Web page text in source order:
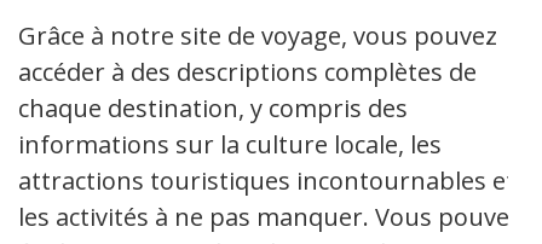
Grâce à notre site de voyage, vous pouvez
accéder à des descriptions complètes de
chaque destination, y compris des
informations sur la culture locale, les
attractions touristiques incontournables et
les activités à ne pas manquer. Vous pouvez